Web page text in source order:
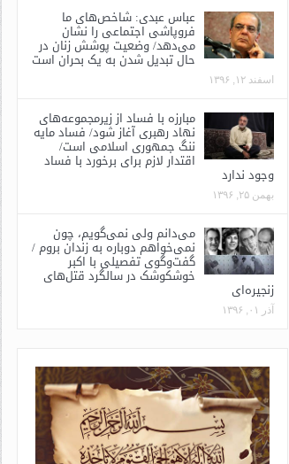
عباس عبدی: شاخص‌های ما
فروپاشی اجتماعی را نشان
می‌دهد/ وضعیت پوشش زنان در
حال تبدیل شدن به یک بحران است
اسفند ۱۲, ۱۳۹۶
مبارزه با فساد از زیرمجموعه‌های
نهاد رهبری آغاز شود/ فساد مایه
ننگ جمهوری اسلامی است/
اقتدار لازم برای برخورد با فساد
وجود ندارد
بهمن ۲۵, ۱۳۹۶
می‌دانم ولی نمی‌گویم، چون
نمی‌خواهم دوباره به زندان بروم /
گفت‌وگوی تفصیلی با اکبر
خوشکوشک در سالگرد قتل‌های
زنجیره‌ای
آذر ۰۱, ۱۳۹۶